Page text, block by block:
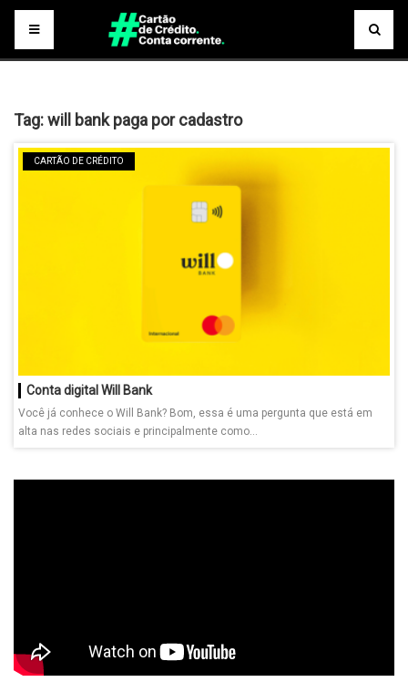
Tag:will bank paga por cadastro
CARTÃO DE CRÉDITO
Conta digital Will Bank
Você já conhece o Will Bank? Bom, essa é uma pergunta que está em
alta nas redes sociais e principalmente como...